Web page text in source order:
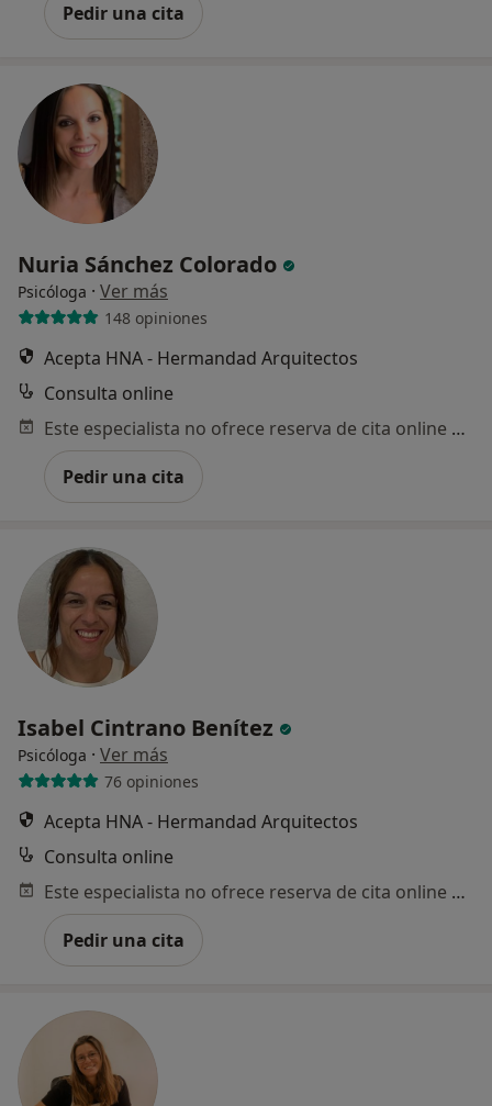
Pedir una cita
Nuria Sánchez Colorado
Psicóloga · Ver más
148 opiniones
Acepta HNA - Hermandad Arquitectos
Consulta online
Este especialista no ofrece reserva de cita online en esta dirección.
Pedir una cita
Isabel Cintrano Benítez
Psicóloga · Ver más
76 opiniones
Acepta HNA - Hermandad Arquitectos
Consulta online
Este especialista no ofrece reserva de cita online en esta dirección.
Pedir una cita